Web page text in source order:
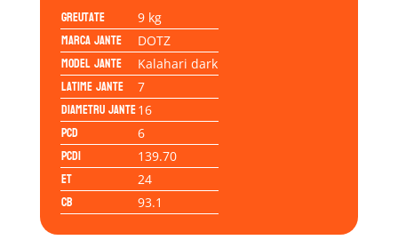
Greutate 9 kg
Marca jante DOTZ
Model jante Kalahari dark
Latime jante 7
Diametru jante16
PCD 6
PCD1 139.70
ET 24
CB 93.1